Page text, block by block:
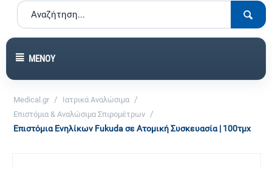
ΜΕΝΟΎ
Medical.gr / Ιατρικά Αναλώσιμα /
Επιστόμια & Αναλώσιμα Σπιρομέτρων /
Επιστόμια Ενηλίκων Fukuda σε Ατομική Συσκευασία | 100τμχ